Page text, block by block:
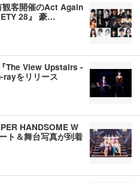
観客開催のAct Again
28』 豪…
The View Upstairs -
をリリース
HANDSOME W
ト＆舞台写真が到着